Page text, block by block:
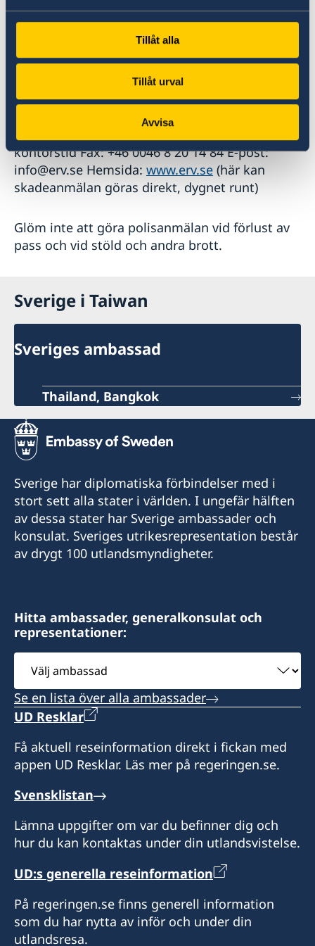
Tillåt alla
Tillåt urval
Avvisa
psykiatriker och ett samarbetsavtal med SOS.
Du kan även kontakta ERV Försäkringsbolag
ERV FörsäkringsbolagLöfströms Allé 6A SE-
172 13 Sundbyberg Tel: +46 7 70 45 69 00,
kontorstid Fax: +46 0046 8 20 14 84 E-post:
info@erv.se Hemsida: www.erv.se (här kan
skadeanmälan göras direkt, dygnet runt)
Glöm inte att göra polisanmälan vid förlust av
pass och vid stöld och andra brott.
Sverige i Taiwan
Sveriges ambassad
Thailand, Bangkok
Sverige har diplomatiska förbindelser med i
stort sett alla stater i världen. I ungefär hälften
av dessa stater har Sverige ambassader och
konsulat. Sveriges utrikesrepresentation består
av drygt 100 utlandsmyndigheter.
Hitta ambassader, generalkonsulat och
representationer:
ambassad
Se en lista över alla ambassader
UD Resklar
Få aktuell reseinformation direkt i fickan med
appen UD Resklar. Läs mer på regeringen.se.
Svensklistan
Lämna uppgifter om var du befinner dig och
hur du kan kontaktas under din utlandsvistelse.
UD:s generella reseinformation
På regeringen.se finns generell information
som du har nytta av inför och under din
utlandsresa.